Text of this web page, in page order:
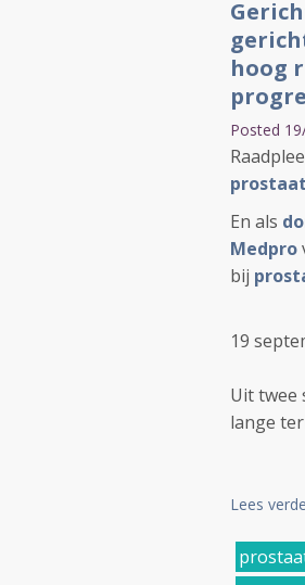
hoog
Posted
En als
Medpro
bij
19
Uit twee
lange
Lees